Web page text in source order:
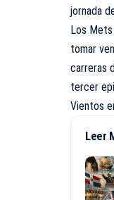
jornada
Los
tomar
carreras
tercer
Vientos
Leer